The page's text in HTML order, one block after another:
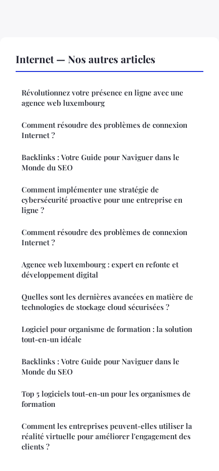
Internet — Nos autres articles
Révolutionnez votre présence en ligne avec une
agence web luxembourg
Comment résoudre des problèmes de connexion
Internet ?
Backlinks : Votre Guide pour Naviguer dans le
Monde du SEO
Comment implémenter une stratégie de
cybersécurité proactive pour une entreprise en
ligne ?
Comment résoudre des problèmes de connexion
Internet ?
Agence web luxembourg : expert en refonte et
développement digital
Quelles sont les dernières avancées en matière de
technologies de stockage cloud sécurisées ?
Logiciel pour organisme de formation : la solution
tout-en-un idéale
Backlinks : Votre Guide pour Naviguer dans le
Monde du SEO
Top 5 logiciels tout-en-un pour les organismes de
formation
Comment les entreprises peuvent-elles utiliser la
réalité virtuelle pour améliorer l'engagement des
clients ?